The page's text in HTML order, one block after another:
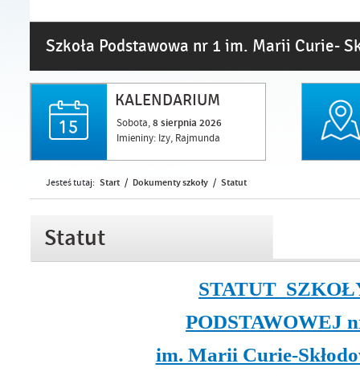
Szkoła Podstawowa nr 1 im. Marii Curie-
KALENDARIUM
Sobota,8 sierpnia 2026
Imieniny: Izy, Rajmunda
Jesteś tutaj: Start / Dokumenty szkoły / Statut
Statut
STATUT
PODSTAWOWEJ
im. Marii Curie-